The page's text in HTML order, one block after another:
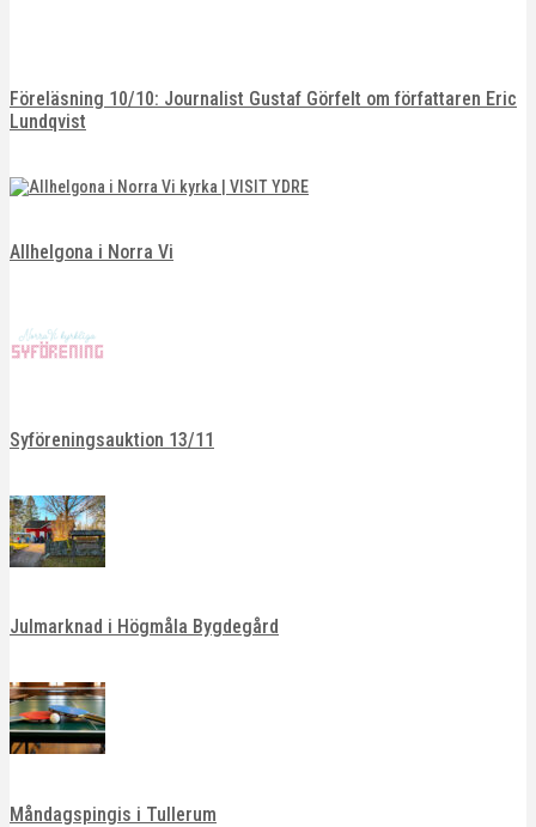
Föreläsning 10/10: Journalist Gustaf Görfelt om författaren Eric
Lundqvist
Allhelgona i Norra Vi
Syföreningsauktion 13/11
Julmarknad i Högmåla Bygdegård
Måndagspingis i Tullerum